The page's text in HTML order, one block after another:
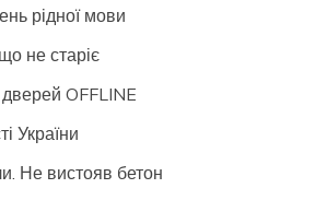
рідної мови
не старіє
OFFLINE
України
Не вистояв бетон